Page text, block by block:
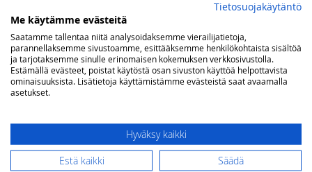
Arvostelu
Tietosuojakäytäntö
Me käytämme evästeitä
Saatamme tallentaa niitä analysoidaksemme vierailijatietoja,
parannellaksemme sivustoamme, esittääksemme henkilökohtaista sisältöä
ja tarjotaksemme sinulle erinomaisen kokemuksen verkkosivustolla.
Estämällä evästeet, poistat käytöstä osan sivuston käyttöä helpottavista
ominaisuuksista. Lisätietoja käyttämistämme evästeistä saat avaamalla
asetukset.
Hyväksy kaikki
Estä kaikki Säädä